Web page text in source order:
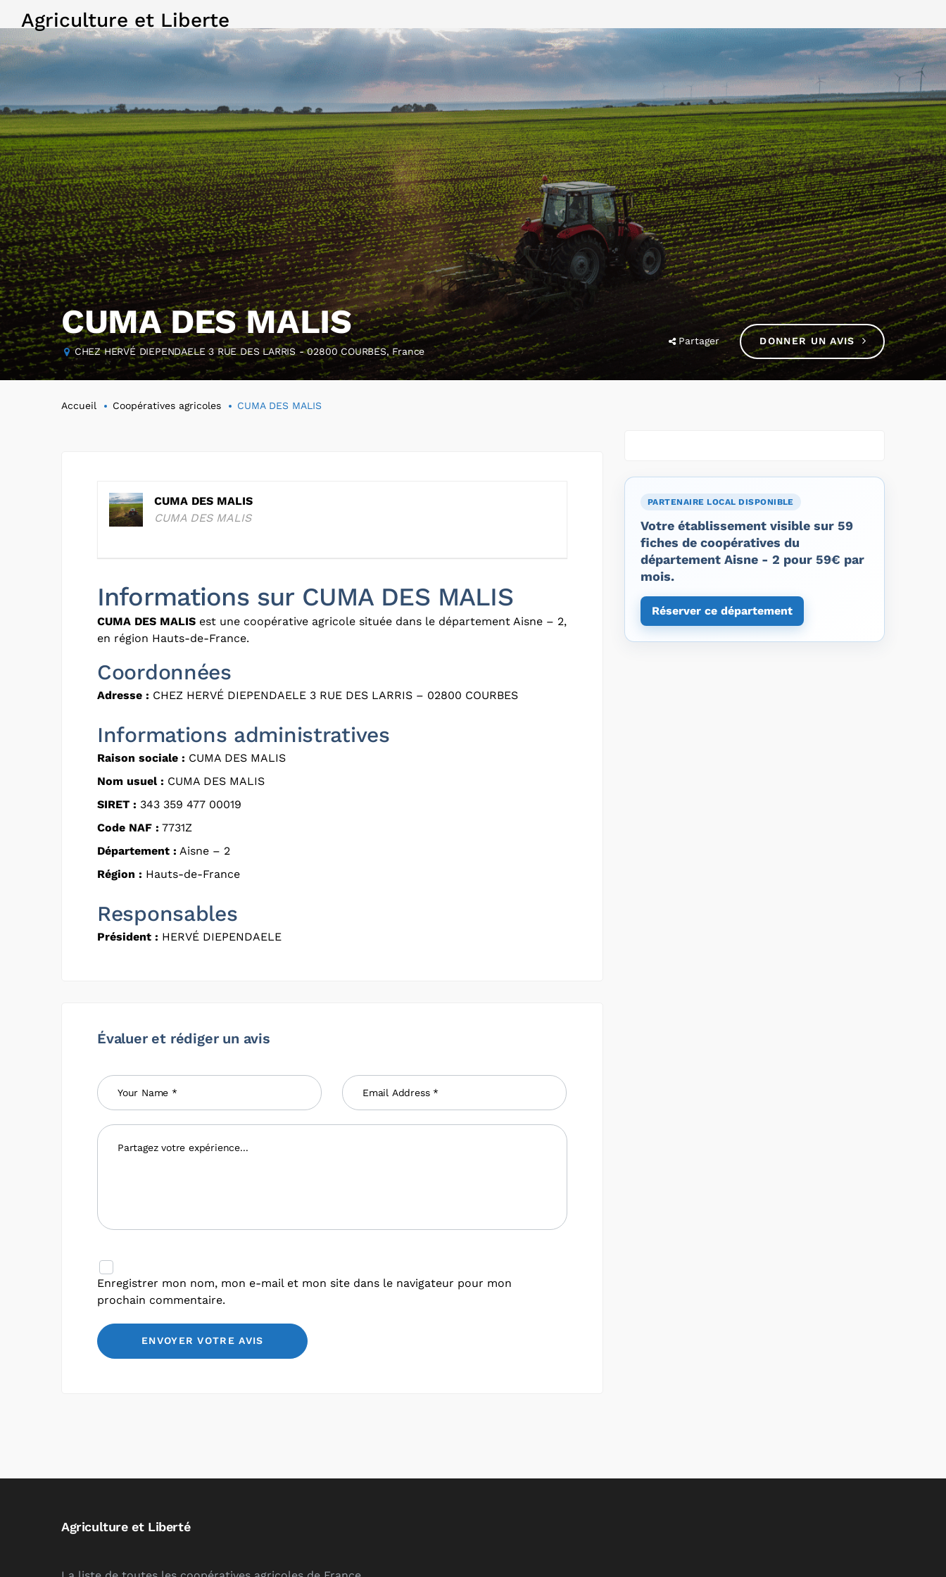
Agriculture et Liberte
CUMA DES MALIS
CHEZ HERVÉ DIEPENDAELE 3 RUE DES LARRIS - 02800 COURBES, France
Partager DONNER UN AVIS
Accueil Coopératives agricoles CUMA DES MALIS
CUMA DES MALIS
CUMA DES MALIS
Informations sur CUMA DES MALIS
CUMA DES MALIS est une coopérative agricole située dans le département Aisne – 2,
en région Hauts-de-France.
Coordonnées
Adresse : CHEZ HERVÉ DIEPENDAELE 3 RUE DES LARRIS – 02800 COURBES
Informations administratives
Raison sociale : CUMA DES MALIS
Nom usuel : CUMA DES MALIS
SIRET : 343 359 477 00019
Code NAF : 7731Z
Département : Aisne – 2
Région : Hauts-de-France
Responsables
Président : HERVÉ DIEPENDAELE
Évaluer et rédiger un avis
Enregistrer mon nom, mon e-mail et mon site dans le navigateur pour mon
prochain commentaire.
PARTENAIRE LOCAL DISPONIBLE
Votre établissement visible sur 59
fiches de coopératives du
département Aisne - 2 pour 59€ par
mois.
Réserver ce département
Agriculture et Liberté